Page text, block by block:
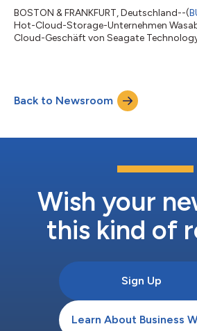
BOSTON & FRANKFURT, Deutschland--(
Hot-Cloud-Storage-Unternehmen
Cloud-Geschäft von Seagate
wurden nicht veröffentlicht. „Mit der
unsere Position im Markt für Cloud
David Friend, Mitgründer und CEO von
Back to Newsroom
Wish your
this kind of
Sign Up
Learn About Business